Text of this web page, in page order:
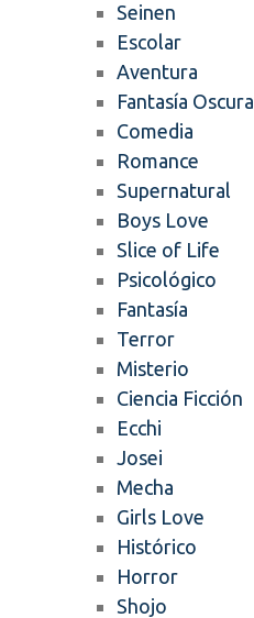
Seinen
Escolar
Aventura
Fantasía Oscura
Comedia
Romance
Supernatural
Boys Love
Slice of Life
Psicológico
Fantasía
Terror
Misterio
Ciencia Ficción
Ecchi
Josei
Mecha
Girls Love
Histórico
Horror
Shojo